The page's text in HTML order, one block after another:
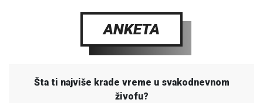
ANKETA
Šta ti najviše krade vreme u svakodnevnom
živofu?